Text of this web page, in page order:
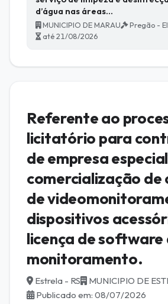
d’água nas áreas…
MUNICIPIO DE MARAU
Pregão -
até 21/08/2026
Referente ao
licitatório para
de empresa
comercialização de
de
dispositivos
licença de software
monitoramento.
Estrela - RS MUNICIPIO DE
Publicado em: 08/07/2026